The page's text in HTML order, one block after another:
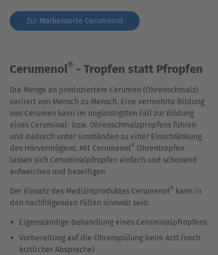
Zur Markenseite Cerumenol
Cerumenol® - Tropfen statt Pfropfen
Die Menge an produziertem Cerumen (Ohrenschmalz)
variiert von Mensch zu Mensch. Eine vermehrte Bildung
von Cerumen kann im ungünstigsten Fall zur Bildung
eines Ceruminal- bzw. Ohrenschmalzpropfens führen
und dadurch unter Umständen zu einer Einschränkung
des Hörvermögens. Mit Cerumenol® Ohrentropfen
lassen sich Ceruminalpfropfen einfach und schonend
aufweichen und beseitigen.
Der Einsatz des Medizinproduktes Cerumenol® kann in
den nachfolgenden Fällen sinnvoll sein:
Eigenständige Behandlung eines Ceruminalpfropfens
Vorbereitung auf die Ohrenspülung beim Arzt (nach
ärztlicher Absprache)